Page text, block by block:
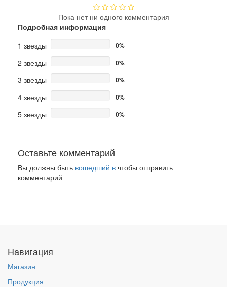
Пока нет ни одного комментария
Подробная информация
1 звезды
0%
2 звезды 0%
3 звезды 0%
4 звезды 0%
5 звезды 0%
Оставьте комментарий
Вы должны быть вошедший в чтобы отправить
комментарий
Навигация
Магазин
Продукция